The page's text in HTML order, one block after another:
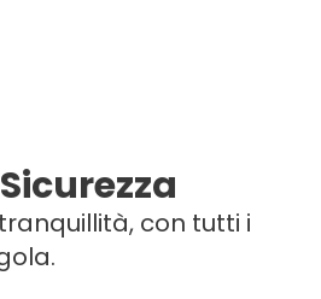
con tutti i